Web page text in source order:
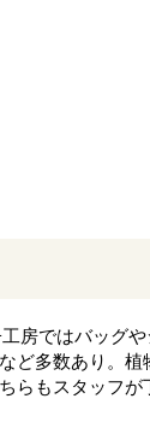
房ではバッグ
ど多数あり。植
らもスタッフが